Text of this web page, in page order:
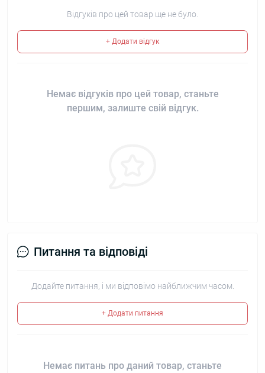
Відгуків про цей товар ще не було.
+ Додати відгук
Немає відгуків про цей товар, станьте
першим, залиште свій відгук.
Питання та відповіді
Додайте питання, і ми відповімо найближчим часом.
+ Додати питання
Немає питань про даний товар, станьте